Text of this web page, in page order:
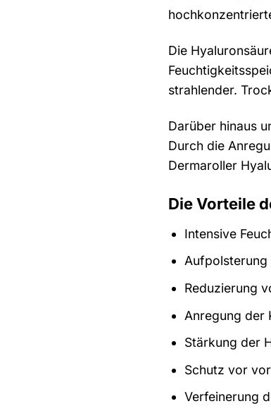
Die
strahlender.
Darüber hinaus
Durch die
Dermaroller
Die Vorteile
Intensive
Aufpolsterung
Reduzierung
Anregung der
Stärkung der
Schutz vor
Verfeinerung